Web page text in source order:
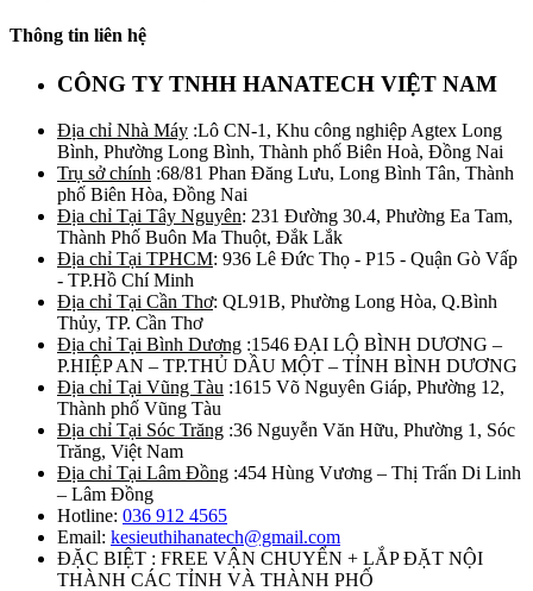
Thông tin liên hệ
CÔNG TY TNHH HANATECH VIỆT NAM
Địa chỉ Nhà Máy :Lô CN-1, Khu công nghiệp Agtex Long
Bình, Phường Long Bình, Thành phố Biên Hoà, Đồng Nai
Trụ sở chính :68/81 Phan Đăng Lưu, Long Bình Tân, Thành
phố Biên Hòa, Đồng Nai
Địa chỉ Tại Tây Nguyên: 231 Đường 30.4, Phường Ea Tam,
Thành Phố Buôn Ma Thuột, Đắk Lắk
Địa chỉ Tại TPHCM: 936 Lê Đức Thọ - P15 - Quận Gò Vấp
- TP.Hồ Chí Minh
Địa chỉ Tại Cần Thơ: QL91B, Phường Long Hòa, Q.Bình
Thủy, TP. Cần Thơ
Địa chỉ Tại Bình Dương :1546 ĐẠI LỘ BÌNH DƯƠNG –
P.HIỆP AN – TP.THỦ DẦU MỘT – TỈNH BÌNH DƯƠNG
Địa chỉ Tại Vũng Tàu :1615 Võ Nguyên Giáp, Phường 12,
Thành phố Vũng Tàu
Địa chỉ Tại Sóc Trăng :36 Nguyễn Văn Hữu, Phường 1, Sóc
Trăng, Việt Nam
Địa chỉ Tại Lâm Đồng :454 Hùng Vương – Thị Trấn Di Linh
– Lâm Đồng
Hotline: 036 912 4565
Email: kesieuthihanatech@gmail.com
ĐẶC BIỆT : FREE VẬN CHUYỂN + LẮP ĐẶT NỘI
THÀNH CÁC TỈNH VÀ THÀNH PHỐ